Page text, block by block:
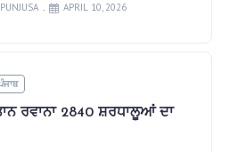
APRIL 10, 2026
ਰਵਾਨਾ 2840 ਸ਼ਰਧਾਲੂਆਂ ਦਾ